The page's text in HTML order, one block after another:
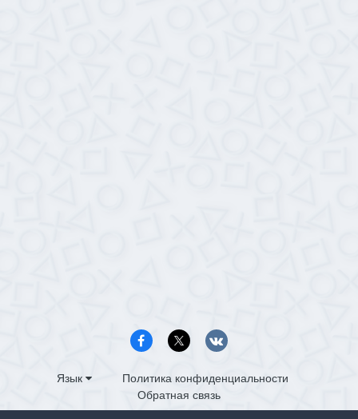
Язык
Политика конфиденциальности
Обратная связь